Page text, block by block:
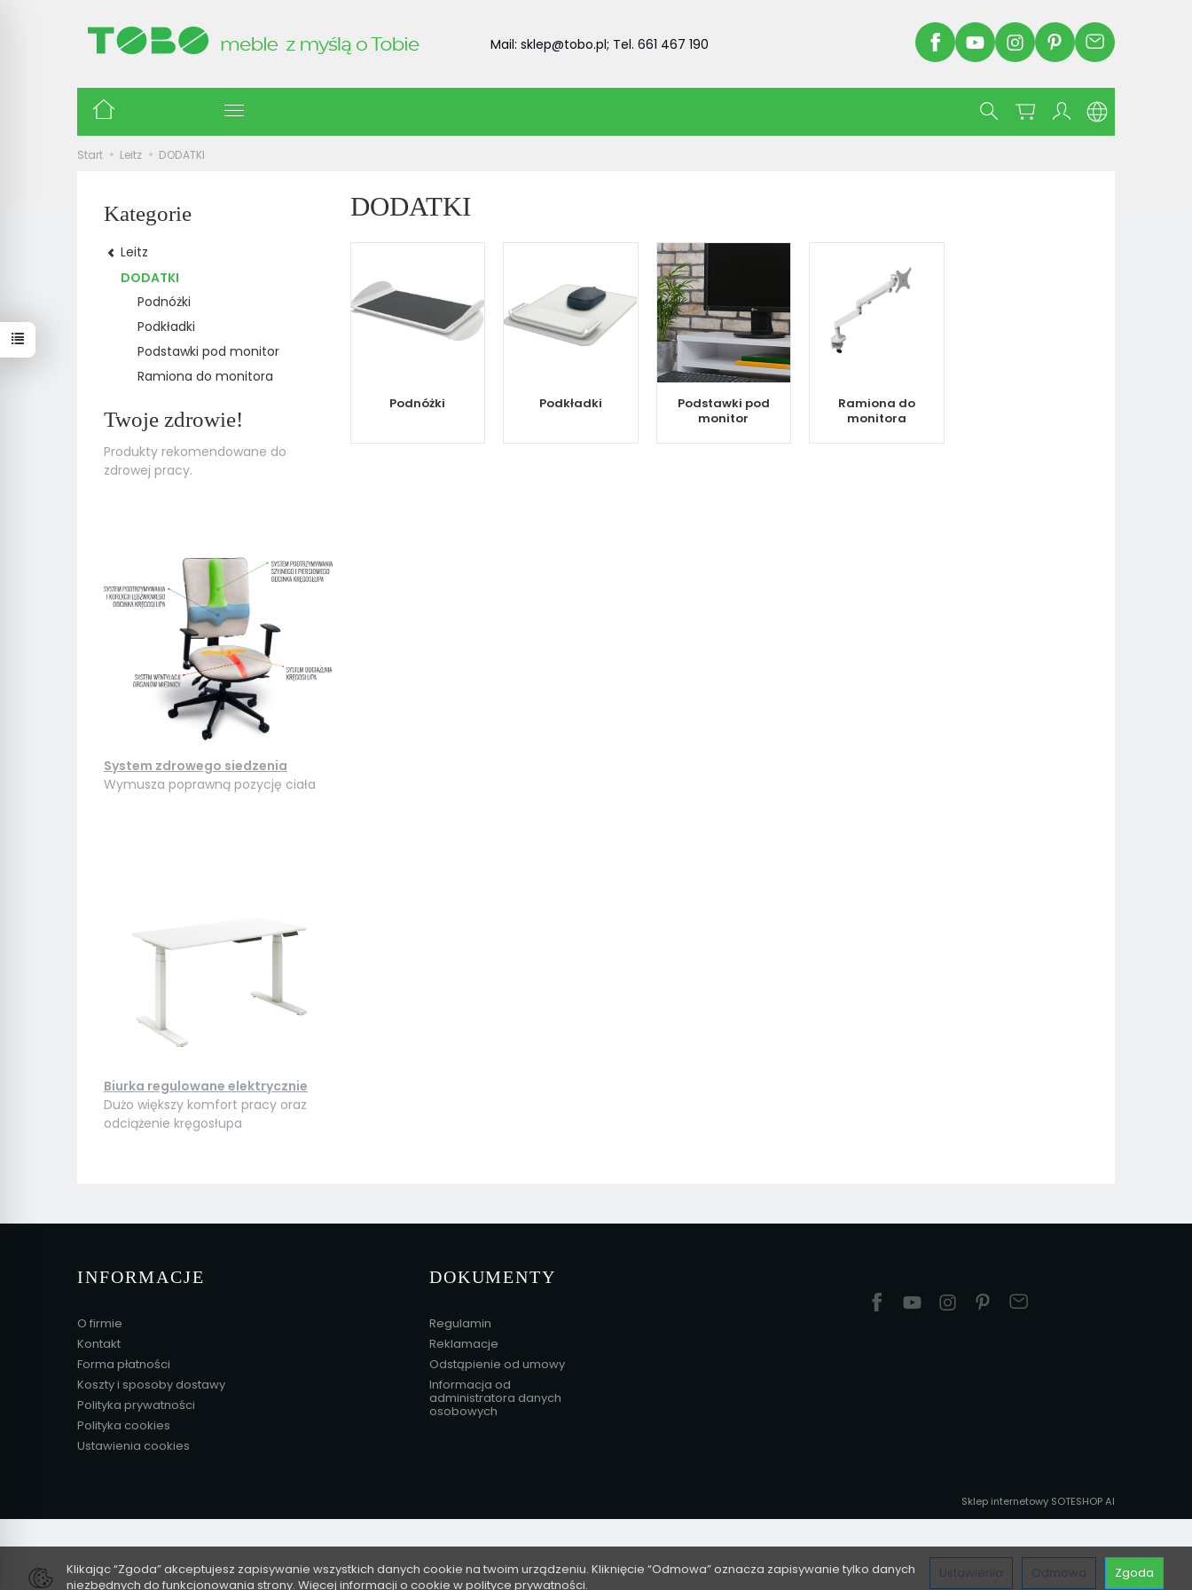
Mail: sklep@tobo.pl; Tel. 661 467 190
Start Leitz DODATKI
DODATKI
Podnóżki Podkładki
Podstawki pod
monitor
Ramiona do
monitora
Kategorie
Leitz
DODATKI
Podnóżki
Podkładki
Podstawki pod monitor
Ramiona do monitora
Twoje zdrowie!
Produkty rekomendowane do
zdrowej pracy.
System zdrowego siedzenia
Wymusza poprawną pozycję ciała
Biurka regulowane elektrycznie
Dużo większy komfort pracy oraz
odciążenie kręgosłupa
INFORMACJE
O firmie
Kontakt
Forma płatności
Koszty i sposoby dostawy
Polityka prywatności
Polityka cookies
Ustawienia cookies
DOKUMENTY
Regulamin
Reklamacje
Odstąpienie od umowy
Informacja od
administratora danych
osobowych
Sklep internetowy SOTESHOP AI
Klikając “Zgoda” akceptujesz zapisywanie wszystkich danych cookie na twoim urządzeniu. Kliknięcie “Odmowa” oznacza zapisywanie tylko danych
niezbędnych do funkcjonowania strony. Więcej informacji o cookie wpolityce prywatności.
Zgoda